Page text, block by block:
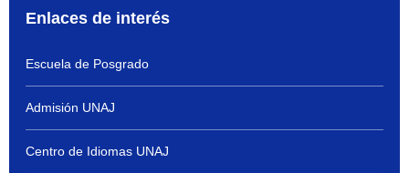
Enlaces de interés
Escuela de Posgrado
Admisión UNAJ
Centro de Idiomas UNAJ